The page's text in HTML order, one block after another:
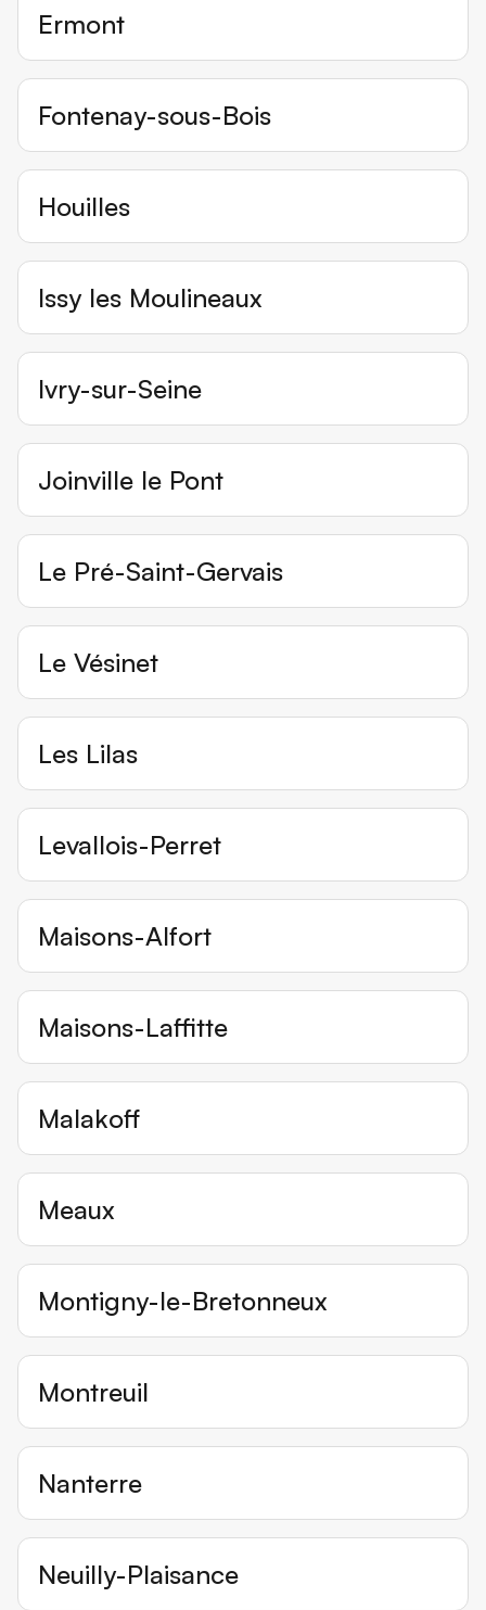
Ermont
Fontenay-sous-Bois
Houilles
Issy les Moulineaux
Ivry-sur-Seine
Joinville le Pont
Le Pré-Saint-Gervais
Le Vésinet
Les Lilas
Levallois-Perret
Maisons-Alfort
Maisons-Laffitte
Malakoff
Meaux
Montigny-le-Bretonneux
Montreuil
Nanterre
Neuilly-Plaisance